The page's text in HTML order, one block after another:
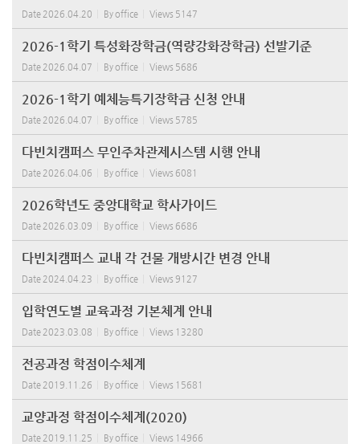
Date 2026.04.20 Byoffice Views 5147
2026-1학기 특성화장학금(역량강화장학금) 선발기준
Date 2026.04.07 Byoffice Views 5686
2026-1학기 예체능특기장학금 신청 안내
Date 2026.04.07 Byoffice Views 5785
다빈치캠퍼스 무인주차관제시스템 시행 안내
Date 2026.04.06 Byoffice Views 6081
2026학년도 중앙대학교 학사가이드
Date 2026.03.09 Byoffice Views 6686
다빈치캠퍼스 교내 각 건물 개방시간 변경 안내
Date 2024.04.23 Byoffice Views 9127
입학연도별 교육과정 기본체계 안내
Date 2023.03.08 Byoffice Views 13280
전공과정 학점이수체계
Date 2019.11.26 Byoffice Views 15681
교양과정 학점이수체계(2020)
Date 2019.11.25 Byoffice Views 14966